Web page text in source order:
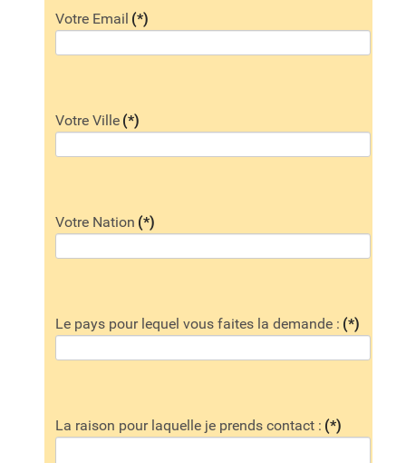
Votre Email (*)
Votre Ville (*)
Votre Nation (*)
Le pays pour lequel vous faites la demande : (*)
La raison pour laquelle je prends contact : (*)